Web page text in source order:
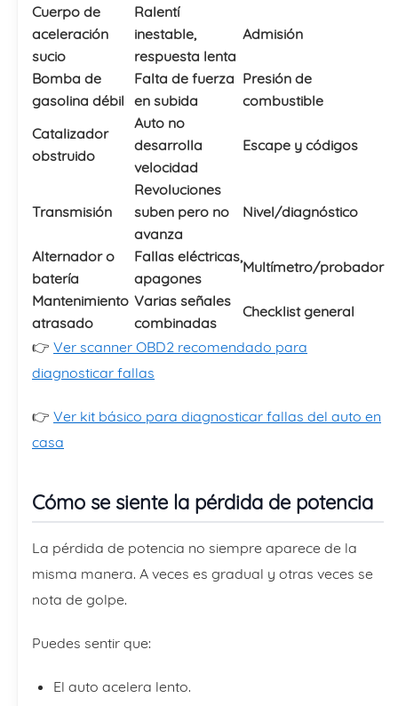
Cuerpo de
aceleración
sucio
Ralentí
inestable,
respuesta lenta
Admisión
Bomba de
gasolina débil
Falta de fuerza
en subida
Presión de
combustible
Catalizador
obstruido
Auto no
desarrolla
velocidad
Escape y códigos
Transmisión
Revoluciones
suben pero no
avanza
Nivel/diagnóstico
Alternador o
batería
Fallas eléctricas,
apagones
Multímetro/probador
Mantenimiento
atrasado
Varias señales
combinadas
Checklist general
👉 Ver scanner OBD2 recomendado para
diagnosticar fallas
👉 Ver kit básico para diagnosticar fallas del auto en
casa
Cómo se siente la pérdida de potencia
La pérdida de potencia no siempre aparece de la
misma manera. A veces es gradual y otras veces se
nota de golpe.
Puedes sentir que:
El auto acelera lento.